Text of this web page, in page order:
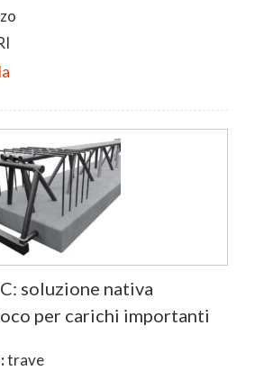
soluzione nativa
per carichi importanti
trave